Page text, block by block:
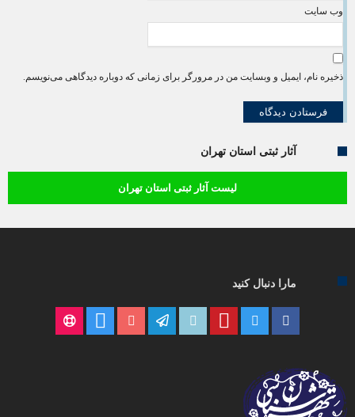
وب‌ سایت
ذخیره نام، ایمیل و وبسایت من در مرورگر برای زمانی که دوباره دیدگاهی می‌نویسم.
آثار ثبتی استان تهران
لیست آثار ثبتی استان تهران
مارا دنبال کنید